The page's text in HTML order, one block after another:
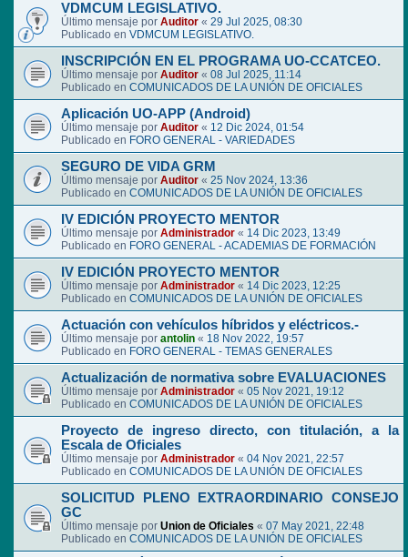
VDMCUM LEGISLATIVO.
Último mensaje por Auditor « 29 Jul 2025, 08:30
Publicado en VDMCUM LEGISLATIVO.
INSCRIPCIÓN EN EL PROGRAMA UO-CCATCEO.
Último mensaje por Auditor « 08 Jul 2025, 11:14
Publicado en COMUNICADOS DE LA UNIÓN DE OFICIALES
Aplicación UO-APP (Android)
Último mensaje por Auditor « 12 Dic 2024, 01:54
Publicado en FORO GENERAL - VARIEDADES
SEGURO DE VIDA GRM
Último mensaje por Auditor « 25 Nov 2024, 13:36
Publicado en COMUNICADOS DE LA UNIÓN DE OFICIALES
IV EDICIÓN PROYECTO MENTOR
Último mensaje por Administrador « 14 Dic 2023, 13:49
Publicado en FORO GENERAL - ACADEMIAS DE FORMACIÓN
IV EDICIÓN PROYECTO MENTOR
Último mensaje por Administrador « 14 Dic 2023, 12:25
Publicado en COMUNICADOS DE LA UNIÓN DE OFICIALES
Actuación con vehículos híbridos y eléctricos.-
Último mensaje por antolin « 18 Nov 2022, 19:57
Publicado en FORO GENERAL - TEMAS GENERALES
Actualización de normativa sobre EVALUACIONES
Último mensaje por Administrador « 05 Nov 2021, 19:12
Publicado en COMUNICADOS DE LA UNIÓN DE OFICIALES
Proyecto de ingreso directo, con titulación, a la
Escala de Oficiales
Último mensaje por Administrador « 04 Nov 2021, 22:57
Publicado en COMUNICADOS DE LA UNIÓN DE OFICIALES
SOLICITUD PLENO EXTRAORDINARIO CONSEJO
GC
Último mensaje por Union de Oficiales « 07 May 2021, 22:48
Publicado en COMUNICADOS DE LA UNIÓN DE OFICIALES